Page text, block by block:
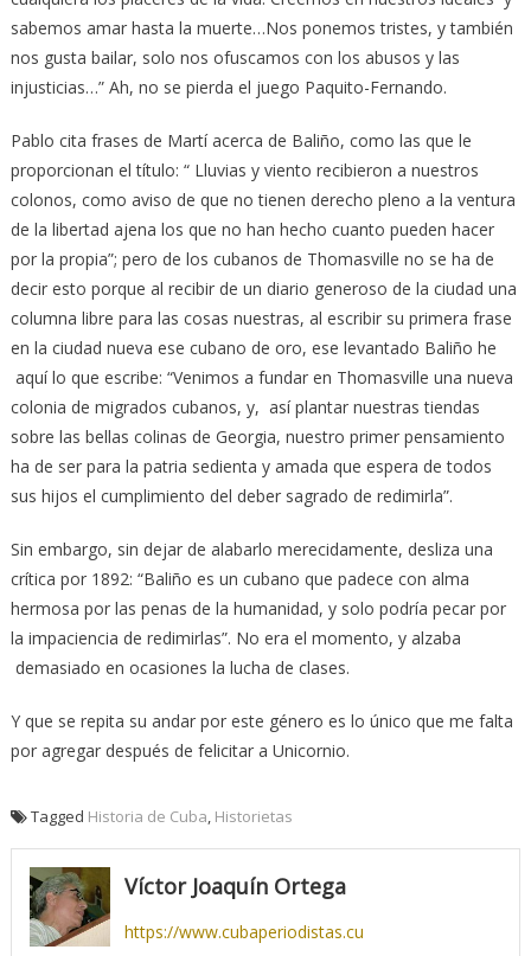
sabemos amar hasta la muerte…Nos ponemos tristes, y también
nos gusta bailar, solo nos ofuscamos con los abusos y las
injusticias…” Ah, no se pierda el juego Paquito-Fernando.
Pablo cita frases de Martí acerca de Baliño, como las que le
proporcionan el título: “ Lluvias y viento recibieron a nuestros
colonos, como aviso de que no tienen derecho pleno a la ventura
de la libertad ajena los que no han hecho cuanto pueden hacer
por la propia”; pero de los cubanos de Thomasville no se ha de
decir esto porque al recibir de un diario generoso de la ciudad una
columna libre para las cosas nuestras, al escribir su primera frase
en la ciudad nueva ese cubano de oro, ese levantado Baliño he
aquí lo que escribe: “Venimos a fundar en Thomasville una nueva
colonia de migrados cubanos, y, así plantar nuestras tiendas
sobre las bellas colinas de Georgia, nuestro primer pensamiento
ha de ser para la patria sedienta y amada que espera de todos
sus hijos el cumplimiento del deber sagrado de redimirla”.
Sin embargo, sin dejar de alabarlo merecidamente, desliza una
crítica por 1892: “Baliño es un cubano que padece con alma
hermosa por las penas de la humanidad, y solo podría pecar por
la impaciencia de redimirlas”. No era el momento, y alzaba
demasiado en ocasiones la lucha de clases.
Y que se repita su andar por este género es lo único que me falta
por agregar después de felicitar a Unicornio.
Tagged Historia de Cuba, Historietas
Víctor Joaquín Ortega
https://www.cubaperiodistas.cu